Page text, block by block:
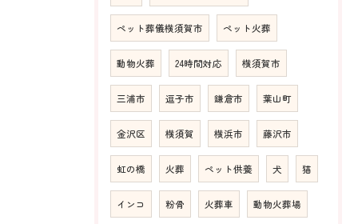
ペット葬儀横須賀市 ペット火葬
動物火葬 24時間対応 横須賀市
三浦市 逗子市 鎌倉市 葉山町
金沢区 横須賀 横浜市 藤沢市
虹の橋 火葬 ペット供養 犬 猫
インコ 粉骨 火葬車 動物火葬場